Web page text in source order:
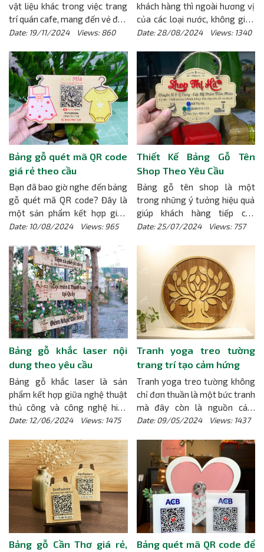
vật liệu khác trong việc trang
trí quán cafe, mang đến vẻ đẹp
mộc mạc, gần gũi nhưng
gỗ decor quán cafe không chỉ
tạo điểm nhấn độc đáo mà
còn giúp quán cafe xây dựng
phong cách riêng biệt, gây ấn
tượng với khách hàng. Cùng
khám phá xu hướng mới này
tại Cafe Gió Sông – một trong
những không gian được trang
trí đẹp mắt với chữ gỗ decor.
[Chi tiết]
Date: 19/11/2024 Views: 860
khách hàng thì ngoài hương vị
của các loại nước, không gian
thiết kế cũng là yếu tố khiến
Bảng gỗ decor là một trong
những lựa chọn giúp tạo nên
điểm nhấn cho quán cafe.
Trong bài viết này, cùng tìm
hiểu về bảng gỗ decor, lý do
nên sử dụng bảng gỗ trong
quán cafe và tại sao nên chọn
Gimi Factory để thi công bảng
gỗ decor quán cafe.
[Chi tiết]
Date: 28/08/2024 Views: 1340
Bảng gỗ quét mã QR code
giá rẻ theo cầu
Bạn đã bao giờ nghe đến bảng
gỗ quét mã QR code? Đây là
một sản phẩm kết hợp giữa
tính thẩm mỹ của gỗ tự nhiên
[Chi tiết]
Date: 10/08/2024 Views: 965
Thiết Kế Bảng Gỗ Tên
Shop Theo Yêu Cầu
Bảng gỗ tên shop là một
trong những ý tưởng hiệu quả
giúp khách hàng tiếp cận
thương hiệu, sản phẩm. Việc
còn thể hiện sự sang trọng và
phong cách riêng của mỗi cửa
hàng. Trong bài viết này, hãy
cùng Gimi Factory tìm hiểu
những ưu điểm vượt trội của
bảng gỗ tên shop, địa chỉ thiết
bảng gỗ chuyên nghiệp tại
Gimi Factory.[Chi tiết]
Date: 25/07/2024 Views: 757
Bảng gỗ khắc laser nội
dung theo yêu cầu
Bảng gỗ khắc laser là sản
phẩm kết hợp giữa nghệ thuật
thủ công và công nghệ hiện
đại, mang lại vẻ đẹp tinh tế và
Chọn bảng gỗ khắc laser tại
Mộc Gimi là một lựa chọn
thông minh bởi giá trị sử dụng
lâu dài, thể hiện phong cách và
cá tính độc đáo của riêng bạn.
[Chi tiết]
Date: 12/06/2024 Views: 1475
Tranh yoga treo tường
trang trí tạo cảm hứng
Tranh yoga treo tường không
chỉ đơn thuần là một bức tranh
mà đây còn là nguồn cảm
hứng cho sức khỏe của bạn.
Date: 09/05/2024 Views: 1437
Bảng gỗ Cần Thơ giá rẻ,
Bảng quét mã QR code để